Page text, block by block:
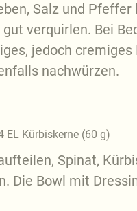
Salz und
verquirlen. Bei
jedoch
nachwürzen.
EL Kürbiskerne (60 g)
Spinat,
Die Bowl mit